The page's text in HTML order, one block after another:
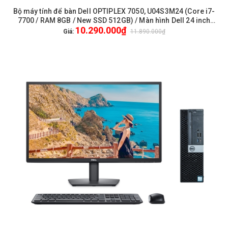
Bộ máy tính để bàn Dell OPTIPLEX 7050, U04S3M24 (Core i7-
7700 / RAM 8GB / New SSD 512GB) / Màn hình Dell 24 inch
FullHD / Chuột phím Dell / WiFi
Giá: 10.290.000₫ 11.890.000₫